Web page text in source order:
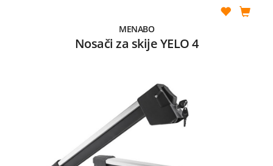
MENABO
Nosači za skije YELO 4